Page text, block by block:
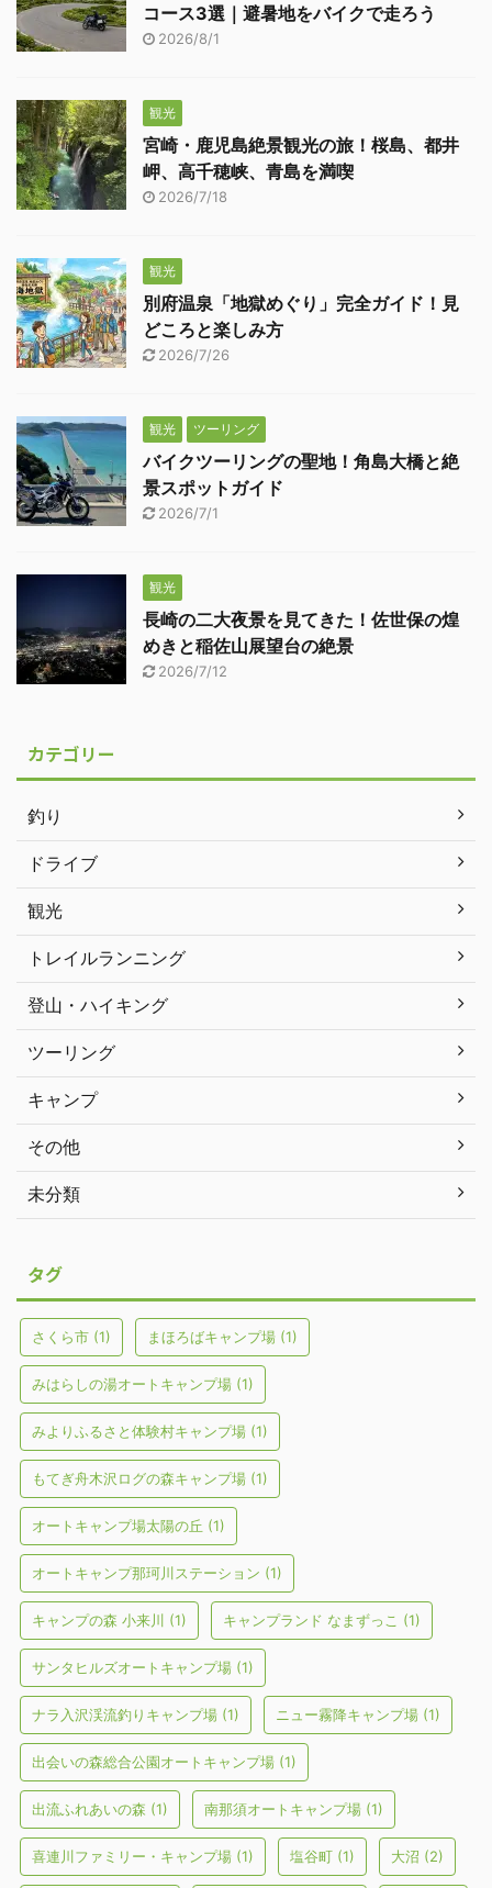
コース3選｜避暑地をバイクで走ろう
2026/8/1
観光
宮崎・鹿児島絶景観光の旅！桜島、都井
岬、高千穂峡、青島を満喫
2026/7/18
観光
別府温泉「地獄めぐり」完全ガイド！見
どころと楽しみ方
2026/7/26
観光 ツーリング
バイクツーリングの聖地！角島大橋と絶
景スポットガイド
2026/7/1
観光
長崎の二大夜景を見てきた！佐世保の煌
めきと稲佐山展望台の絶景
2026/7/12
カテゴリー
釣り
ドライブ
観光
トレイルランニング
登山・ハイキング
ツーリング
キャンプ
その他
未分類
タグ
さくら市 (1) まほろばキャンプ場 (1)
みはらしの湯オートキャンプ場 (1)
みよりふるさと体験村キャンプ場 (1)
もてぎ舟木沢ログの森キャンプ場 (1)
オートキャンプ場太陽の丘 (1)
オートキャンプ那珂川ステーション (1)
キャンプの森 小来川 (1) キャンプランド なまずっこ (1)
サンタヒルズオートキャンプ場 (1)
ナラ入沢渓流釣りキャンプ場 (1) ニュー霧降キャンプ場 (1)
出会いの森総合公園オートキャンプ場 (1)
出流ふれあいの森 (1) 南那須オートキャンプ場 (1)
喜連川ファミリー・キャンプ場 (1) 塩谷町 (1) 大沼 (2)